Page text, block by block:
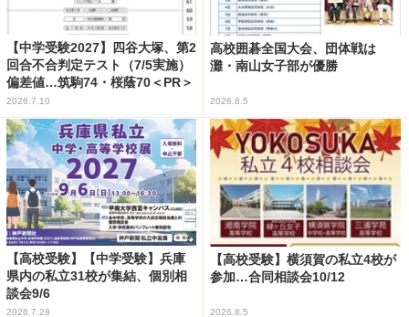
【中学受験2027】四谷大塚、第2
回合不合判定テスト（7/5実施）
偏差値…筑駒74・桜蔭70＜PR＞
2026.7.10
高校囲碁全国大会、団体戦は
灘・南山女子部が優勝
2026.8.5
【高校受験】【中学受験】兵庫
県内の私立31校が集結、個別相
談会9/6
2026.7.28
【高校受験】横須賀の私立4校が
参加…合同相談会10/12
2026.8.5